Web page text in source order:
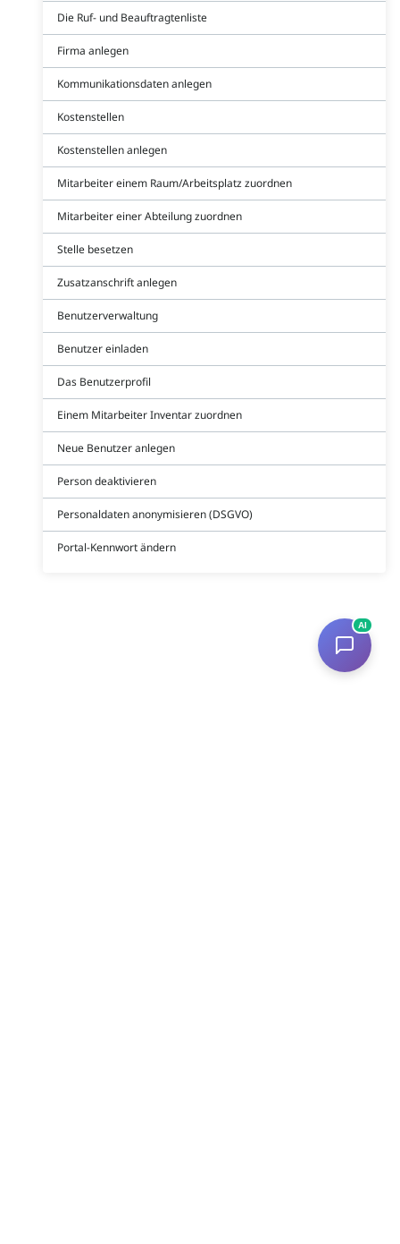
Die Ruf- und Beauftragtenliste
Firma anlegen
Kommunikationsdaten anlegen
Kostenstellen
Kostenstellen anlegen
Mitarbeiter einem Raum/Arbeitsplatz zuordnen
Mitarbeiter einer Abteilung zuordnen
Stelle besetzen
Zusatzanschrift anlegen
Benutzerverwaltung
Benutzer einladen
Das Benutzerprofil
Einem Mitarbeiter Inventar zuordnen
Neue Benutzer anlegen
Person deaktivieren
Personaldaten anonymisieren (DSGVO)
Portal-Kennwort ändern
AI